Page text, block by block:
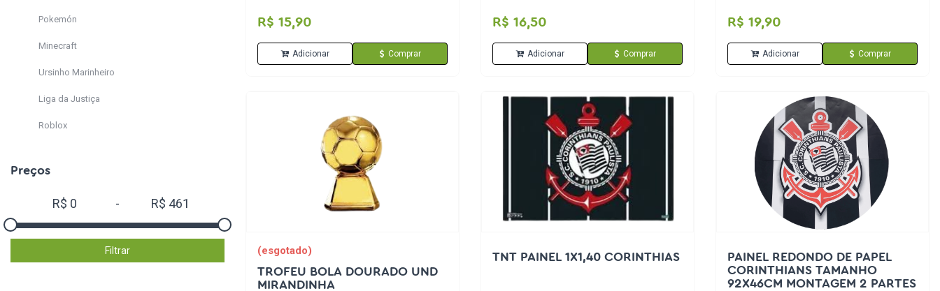
Pokemón
Minecraft
Ursinho Marinheiro
Liga da Justiça
Roblox
Toy Story
Corinthians
Preços
R$ 0 - R$ 461
Filtrar
R$ 15,90
Adicionar Comprar
R$ 16,50
Adicionar Comprar
R$ 19,90
Adicionar Comprar
(esgotado)
TROFEU BOLA DOURADO UND
MIRANDINHA
TNT PAINEL 1X1,40 CORINTHIAS
PAINEL REDONDO DE PAPEL
CORINTHIANS TAMANHO
92X46CM MONTAGEM 2 PARTES